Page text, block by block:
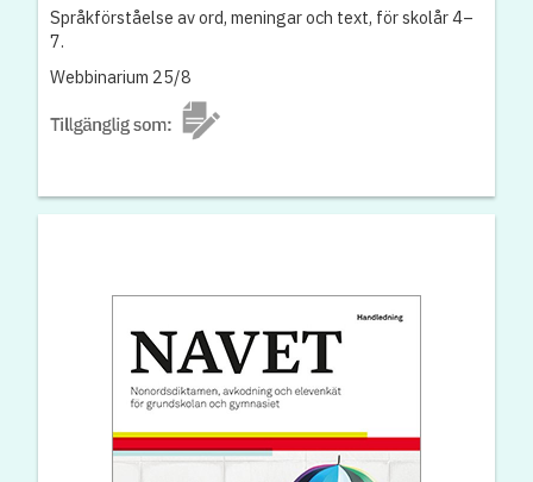
Språkförståelse av ord, meningar och text, för skolår 4–
7.
Webbinarium 25/8